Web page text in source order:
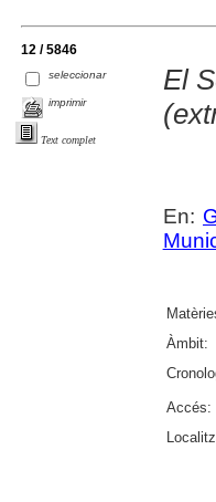
12 / 5846
seleccionar
imprimir
Text complet
El
En:
Àmbit:
Accés: